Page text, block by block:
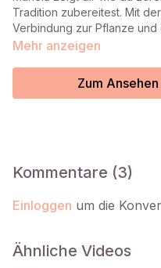
Tradition zubereitest. Mit
Verbindung zur Pflanze und
Wirkstoffen für Herz und
Mehr anzeigen
Zum
Kommentare (3)
Einloggen um die
Ähnliche Videos